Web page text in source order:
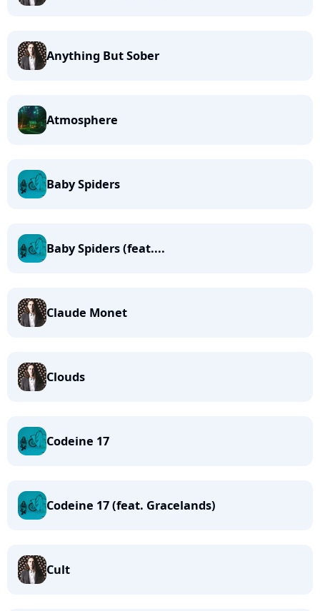
Anything But Sober
Atmosphere
Baby Spiders
Baby Spiders (feat....
Claude Monet
Clouds
Codeine 17
Codeine 17 (feat. Gracelands)
Cult